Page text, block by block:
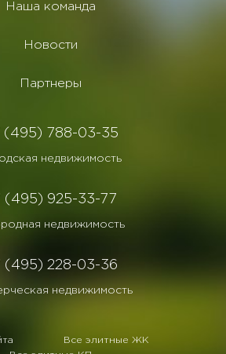
Наша команда
Новости
Партнеры
(495) 788-03-35
недвижимость
(495) 925-33-77
недвижимость
(495) 228-03-36
недвижимость
Все элитные ЖК